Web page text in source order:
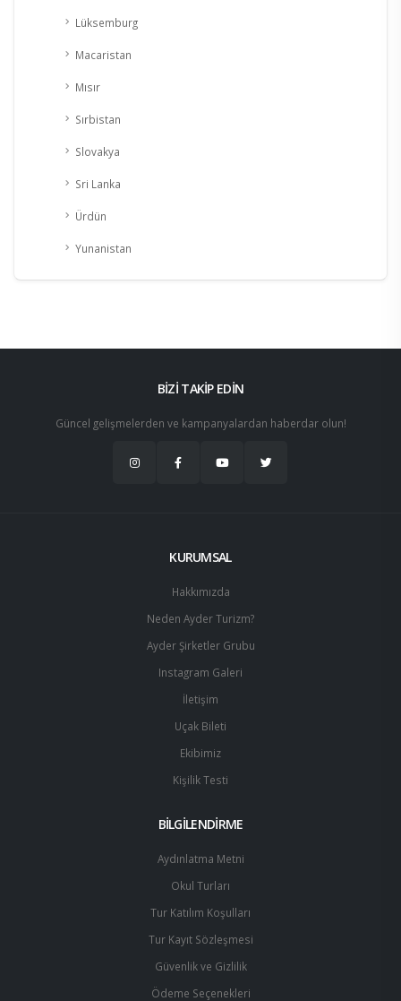
Lüksemburg
Macaristan
Mısır
Sırbistan
Slovakya
Sri Lanka
Ürdün
Yunanistan
BİZİ TAKİP EDİN
Güncel gelişmelerden ve kampanyalardan haberdar olun!
KURUMSAL
Hakkımızda
Neden Ayder Turizm?
Ayder Şirketler Grubu
Instagram Galeri
İletişim
Uçak Bileti
Ekibimiz
Kişilik Testi
BİLGİLENDİRME
Aydınlatma Metni
Okul Turları
Tur Katılım Koşulları
Tur Kayıt Sözleşmesi
Güvenlik ve Gizlilik
Ödeme Seçenekleri